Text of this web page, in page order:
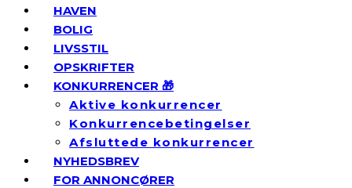
HAVEN
BOLIG
LIVSSTIL
OPSKRIFTER
KONKURRENCER 🎁
Aktive konkurrencer
Konkurrencebetingelser
Afsluttede konkurrencer
NYHEDSBREV
FOR ANNONCØRER